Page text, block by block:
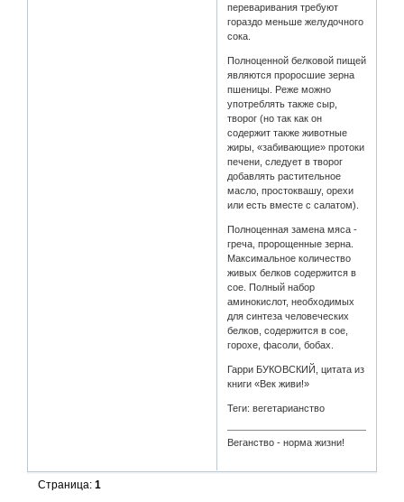
переваривания требуют
гораздо меньше желудочного
сока.
Полноценной белковой пищей
являются проросшие зерна
пшеницы. Реже можно
употреблять также сыр,
творог (но так как он
содержит также животные
жиры, «забивающие» протоки
печени, следует в творог
добавлять растительное
масло, простоквашу, орехи
или есть вместе с салатом).
Полноценная замена мяса -
греча, пророщенные зерна.
Максимальное количество
живых белков содержится в
сое. Полный набор
аминокислот, необходимых
для синтеза человеческих
белков, содержится в сое,
горохе, фасоли, бобах.
Гарри БУКОВСКИЙ, цитата из
книги «Век живи!»
Теги: вегетарианство
Веганство - норма жизни!
Страница:1